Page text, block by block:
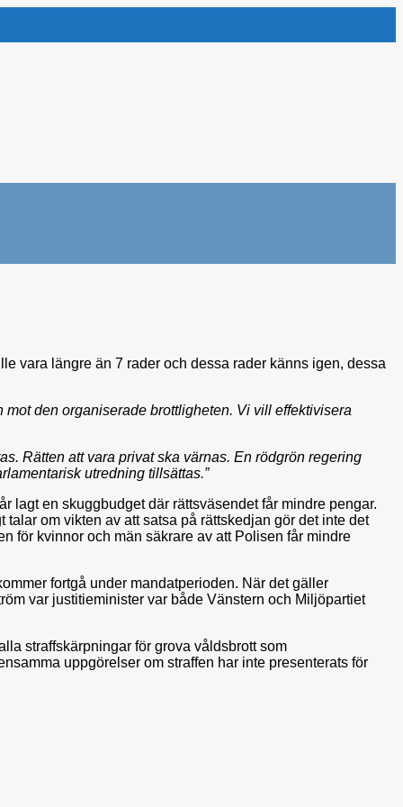
vara längre än 7 rader och dessa rader känns igen, dessa
den organiserade brottligheten. Vi vill effektivisera
Rätten att vara privat ska värnas. En rödgrön regering
utredning tillsättas.”
lagt en skuggbudget där rättsväsendet får mindre pengar.
om vikten av att satsa på rättskedjan gör det inte det
för kvinnor och män säkrare av att Polisen får mindre
fortgå under mandatperioden. När det gäller
var justitieminister var både Vänstern och Miljöpartiet
straffskärpningar för grova våldsbrott som
uppgörelser om straffen har inte presenterats för